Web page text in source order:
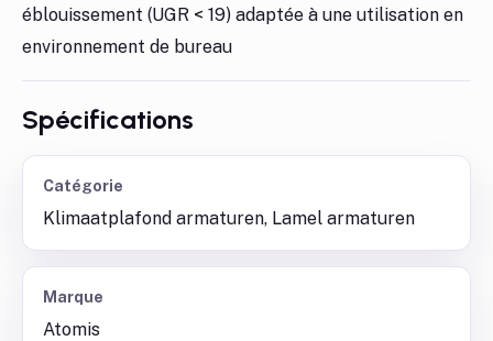
éblouissement (UGR < 19) adaptée à une utilisation en
environnement de bureau
Spécifications
Catégorie
Klimaatplafond armaturen, Lamel armaturen
Marque
Atomis